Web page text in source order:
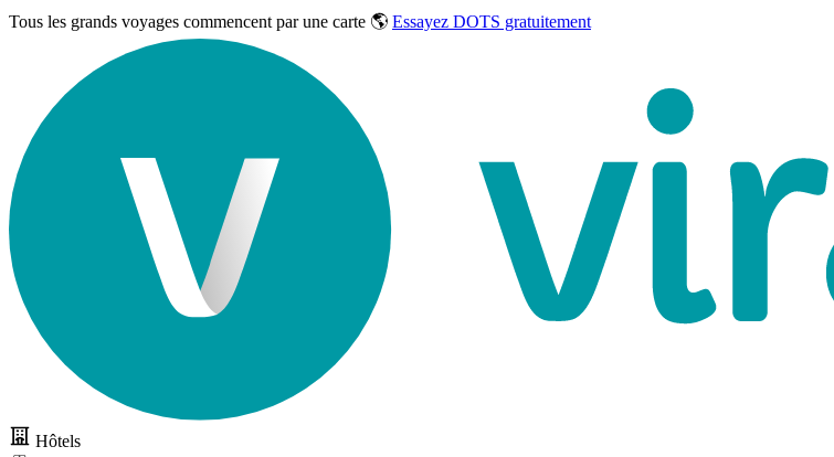
Tous les grands voyages commencent par une carte 🌎 Essayez DOTS gratuitement
Hôtels